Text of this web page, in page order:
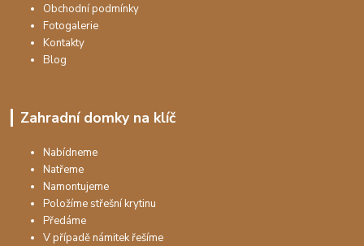
Obchodní podmínky
Fotogalerie
Kontakty
Blog
Zahradní domky na klíč
Nabídneme
Natřeme
Namontujeme
Položíme střešní krytinu
Předáme
V případě námitek řešíme